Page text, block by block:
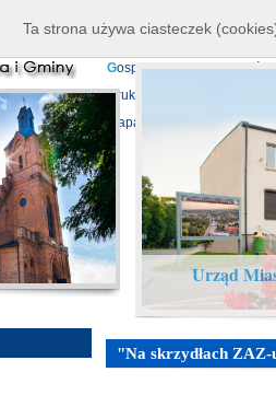
P
rojekty europejskie
Gospodarka
D ruki do pobrania
Mapa serwisu
Urząd
"Na skrzydłach
Ta strona używa ciasteczek